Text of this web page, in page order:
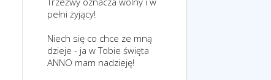
pełni żyjący!
Niech się co chce ze mną
dzieje - ja w Tobie święta
ANNO mam nadzieję!